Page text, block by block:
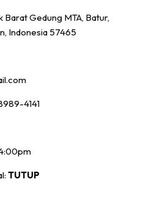
Barat Gedung MTA, Batur,
Indonesia 57465
4141
TUTUP